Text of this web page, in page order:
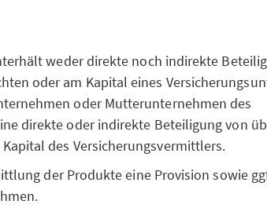
weder direkte noch indirekte
oder am Kapital eines
oder Mutterunternehmen des
direkte oder indirekte Beteiligung von
des Versicherungsvermittlers.
der Produkte eine Provision sowie